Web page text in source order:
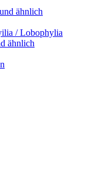
ähnlich
/ Lobophylia
ähnlich